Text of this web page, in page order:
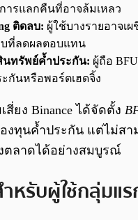
การแลกคืนที่อาจล้มเหลว
ติดลบ: ผู้ใช้บางรายอาจเ
บที่ลดผลตอบแทน
ทรัพย์ค้ำประกัน: ผู้ถือ
กันหรือพอร์ตเฮดจิ้ง
สี่ยง Binance ได้จัดตั้ง
งทุนค้ำประกัน แต่ไม่สา
ตลาดได้อย่างสมบูรณ์
หรับผู้ใช้กลุ่มแ